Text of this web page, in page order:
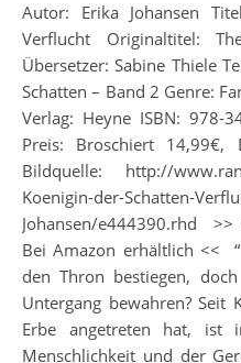
Autor: Erika Johansen Titel: Die Königin der Schatten:
Verflucht Originaltitel:
Übersetzer: Sabine Thiele
Schatten – Band 2 Genre:
Verlag: Heyne ISBN: 978-
Preis: Broschiert 14,99€,
Bildquelle: http://
Koenigin-der-Schatten-
Johansen/e444390.rhd
Bei Amazon erhältlich <<
den Thron bestiegen,
Untergang bewahren? Seit
Erbe angetreten hat, ist
Menschlichkeit und der